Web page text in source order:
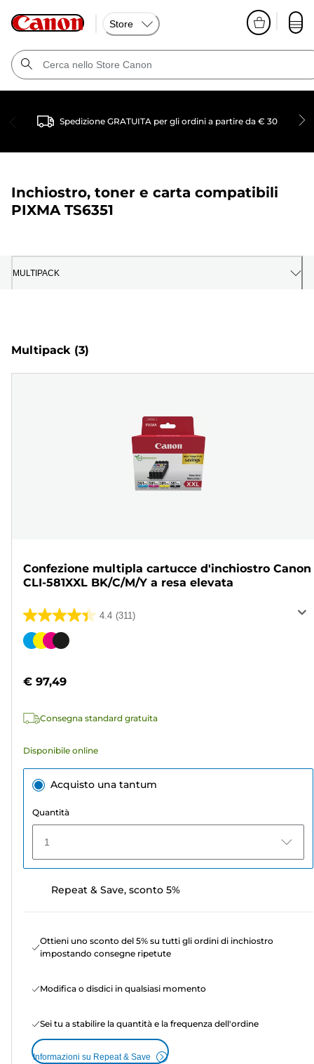
Store
Spedizione GRATUITA per gli ordini a partire da € 30
Inchiostro, toner e carta compatibili
PIXMA TS6351
MULTIPACK
Multipack (3)
Confezione multipla cartucce d'inchiostro Canon
CLI-581XXL BK/C/M/Y a resa elevata
4.4 (311)
4.4
su
311
Cartuccia
€ 97,49
Consegna standard gratuita
Disponibile online
Acquisto una tantum
Quantità
1
Repeat & Save, sconto 5%
Ottieni uno sconto del 5% su tutti gli ordini di inchiostro
impostando consegne ripetute
Modifica o disdici in qualsiasi momento
Sei tu a stabilire la quantità e la frequenza dell'ordine
Informazioni su Repeat & Save